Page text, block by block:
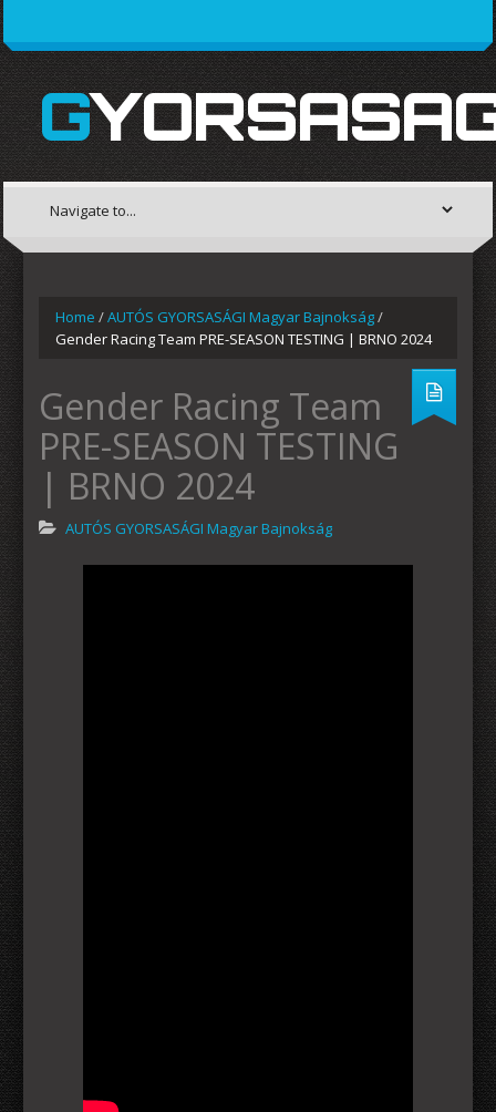
Home /AUTÓS GYORSASÁGI Magyar Bajnokság/
Gender Racing Team PRE-SEASON TESTING | BRNO 2024
Gender Racing Team
PRE-SEASON TESTING
| BRNO 2024
AUTÓS GYORSASÁGI Magyar Bajnokság